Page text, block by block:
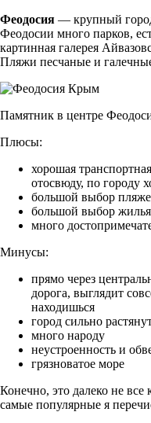
Феодосия — крупный
Феодосии много парков,
картинная галерея
Пляжи песчаные и
Памятник в центре
Плюсы:
хорошая
отосвюду, по городу
большой выбор
большой выбор жилья
много
Минусы:
прямо через
дорога, выглядит
находишься
город сильно
много народу
неустроенность и
грязноватое море
Конечно, это далеко не
самые популярные я